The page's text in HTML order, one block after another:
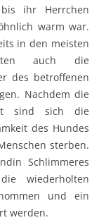
ihr Herrchen
warm war.
in den meisten
auch die
des betroffenen
Nachdem die
sind sich die
des Hundes
sterben.
Schlimmeres
wiederholten
und ein
werden.